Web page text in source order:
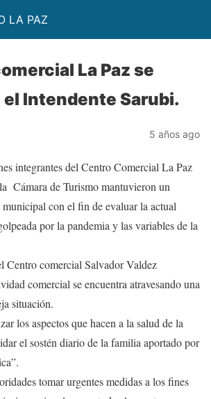
LA PAZ
La Paz se
Intendente Sarubi.
5 años ago
integrantes del Centro Comercial La Paz
Cámara de Turismo mantuvieron un
con el fin de evaluar la actual
por la pandemia y las variables de la
Centro comercial Salvador Valdez
comercial se encuentra atravesando una
situación.
los aspectos que hacen a la salud de la
el sostén diario de la familia aportado por
tomar urgentes medidas a los fines